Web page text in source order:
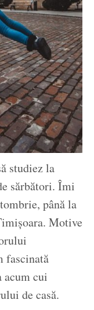
studiez la
sărbători. Îmi
până la
Motive
fascinată
acum cui
de casă.